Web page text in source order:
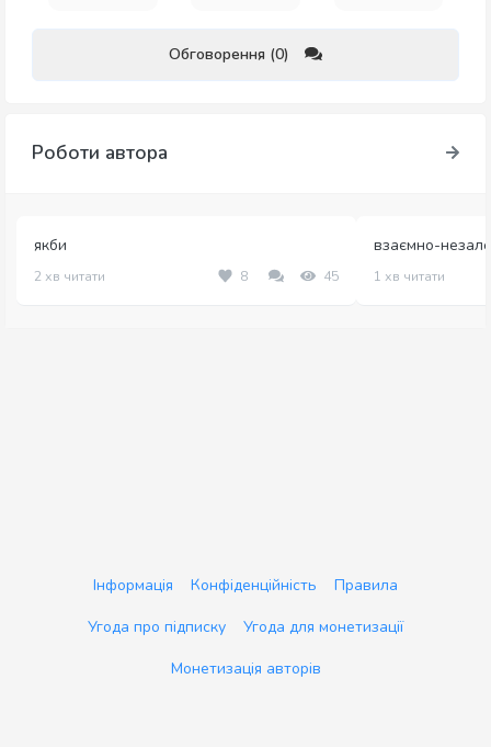
Обговорення (0)
Роботи автора
якби
2 хв читати 8 45
взаємно-
1 хв читати
Інформація Конфіденційність
Правила
Угода про підписку
Угода для монетизації
Монетизація авторів